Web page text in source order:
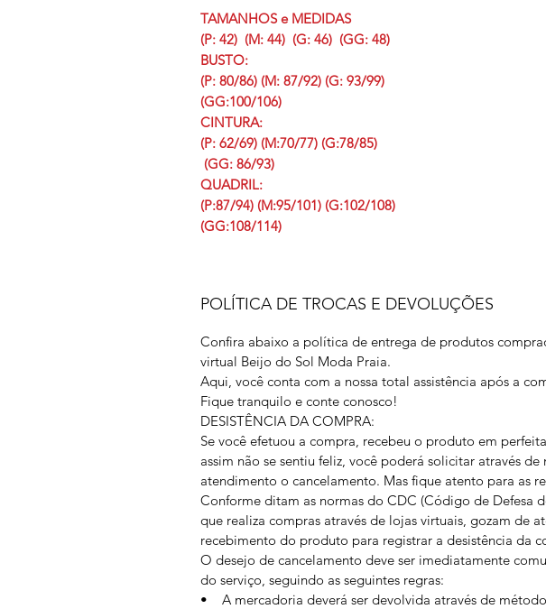
TAMANHOS e MEDIDAS
(P: 42) (M: 44) (G: 46) (GG: 48)
BUSTO:
(P: 80/86) (M: 87/92) (G: 93/99)
(GG:100/106)
CINTURA:
(P: 62/69) (M:70/77) (G:78/85)
(GG: 86/93)
QUADRIL:
(P:87/94) (M:95/101) (G:102/108)
(GG:108/114)
POLÍTICA DE TROCAS E DEVOLUÇÕES
Confira abaixo a política de entrega de produtos
virtual Beijo do Sol Moda Praia.
Aqui, você conta com a nossa total assistência após a
Fique tranquilo e conte conosco!
DESISTÊNCIA DA COMPRA:
Se você efetuou a compra, recebeu o produto em
assim não se sentiu feliz, você poderá solicitar através de
atendimento o cancelamento. Mas fique atento para as
Conforme ditam as normas do CDC (Código de Defesa
que realiza compras através de lojas virtuais, gozam de
recebimento do produto para registrar a desistência da
O desejo de cancelamento deve ser imediatamente
do serviço, seguindo as seguintes regras:
• A mercadoria deverá ser devolvida através de